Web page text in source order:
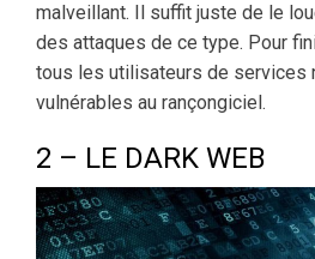
malveillant. Il suffit juste de le
des attaques de ce type. Pour
tous les utilisateurs de services
vulnérables au rançongiciel.
2 – LE DARK WEB